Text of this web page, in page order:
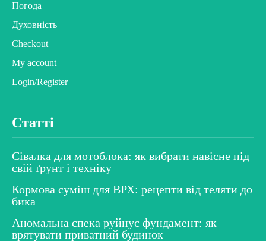
Погода
Духовність
Checkout
My account
Login/Register
Статті
Сівалка для мотоблока: як вибрати навісне під
свій ґрунт і техніку
Кормова суміш для ВРХ: рецепти від теляти до
бика
Аномальна спека руйнує фундамент: як
врятувати приватний будинок